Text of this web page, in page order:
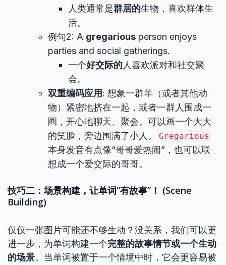
人类通常是群居的生物，喜欢群体生
活。
例句2: A gregarious person enjoys
parties and social gatherings.
一个好交际的人喜欢派对和社交聚
会。
双重编码应用: 想象一群羊（或者其他动
物）紧密地挤在一起，或者一群人围成一
圈，开心地聊天、聚会。可以画一个大大
的笑脸，旁边围满了小人。
Gregarious
本身发音有点像“哥哥爱热闹”，也可以联
想成一个爱交际的哥哥。
技巧二：场景构建，让单词“有故事”！ (Scene
Building)
仅仅一张图片可能还不够生动？没关系，我们可以更
进一步，为单词构建一个完整的故事情节或一个生动
的场景。当单词被置于一个情境中时，它会更容易被